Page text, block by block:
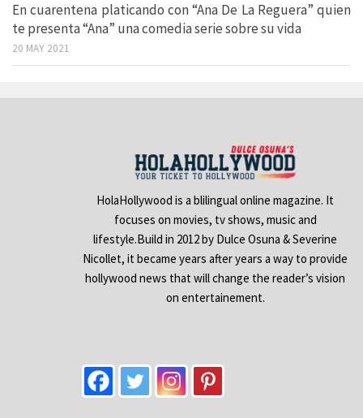
En cuarentena platicando con “Ana De La Reguera” quien
te presenta “Ana” una comedia serie sobre su vida
20 MAY 2021
HolaHollywood is a blilingual online magazine. It
focuses on movies, tv shows, music and
lifestyle.Build in 2012 by Dulce Osuna & Severine
Nicollet, it became years after years a way to provide
hollywood news that will change the reader’s vision
on entertainement.